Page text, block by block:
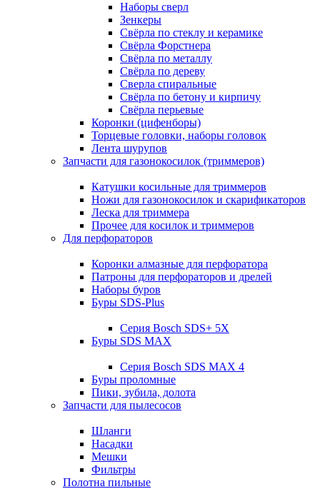
Наборы сверл
Зенкеры
Свёрла по стеклу и керамике
Свёрла Форстнера
Свёрла по металлу
Свёрла по дереву
Сверла спиральные
Свёрла по бетону и кирпичу
Свёрла перьевые
Коронки (цифенборы)
Торцевые головки, наборы головок
Лента шурупов
Запчасти для газонокосилок (триммеров)
Катушки косильные для триммеров
Ножи для газонокосилок и скарификаторов
Леска для триммера
Прочее для косилок и триммеров
Для перфораторов
Коронки алмазные для перфоратора
Патроны для перфораторов и дрелей
Наборы буров
Буры SDS-Plus
Серия Bosch SDS+ 5X
Буры SDS MAX
Серия Bosch SDS MAX 4
Буры проломные
Пики, зубила, долота
Запчасти для пылесосов
Шланги
Насадки
Мешки
Фильтры
Полотна пильные